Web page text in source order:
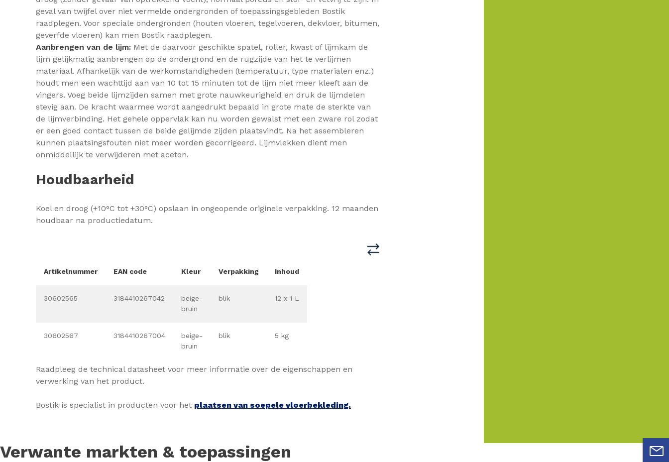
geval van twijfel over niet vermelde ondergronden of toepassingsgebieden Bostik
raadplegen. Voor speciale ondergronden (houten vloeren, tegelvoeren, dekvloer, bitumen,
geverfde vloeren) kan men Bostik raadplegen.
Aanbrengen van de lijm: Met de daarvoor geschikte spatel, roller, kwast of lijmkam de
lijm gelijkmatig aanbrengen op de ondergrond en de rugzijde van het te verlijmen
materiaal. Afhankelijk van de werkomstandigheden (temperatuur, type materialen enz.)
houdt men een wachttijd aan van 10 tot 15 minuten tot de lijm niet meer kleeft aan de
vingers. Voeg beide lijmzijden samen met grote nauwkeurigheid en druk de lijmdelen
stevig aan. De kracht waarmee wordt aangedrukt bepaald in grote mate de sterkte van
de lijmverbinding. Het gehele oppervlak kan nu worden gewalst met een zware rol zodat
er een goed contact tussen de beide gelijmde zijden plaatsvindt. Na het assembleren
kunnen plaatsingsfouten niet meer worden gecorrigeerd. Lijmvlekken dient men
onmiddellijk te verwijderen met aceton.
Houdbaarheid
Koel en droog (+10°C tot +30°C) opslaan in ongeopende originele verpakking. 12 maanden
houdbaar na productiedatum.
Artikelnummer EAN code Kleur Verpakking Inhoud
30602565 3184410267042
beige-
bruin
blik 12 x 1 L
30602567 3184410267004
beige-
bruin
blik 5 kg
Raadpleeg de technical datasheet voor meer informatie over de eigenschappen en
verwerking van het product.
Bostik is specialist in producten voor het plaatsen van soepele vloerbekleding.
Verwante markten & toepassingen